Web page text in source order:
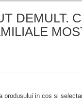
DEMULT.
produsului in cos si